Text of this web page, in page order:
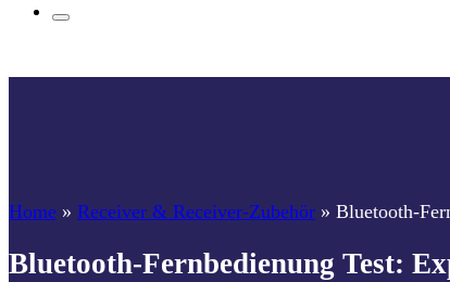
Home » Receiver & Receiver-Zubehör » Bluetooth-
Bluetooth-Fernbedienung Test: